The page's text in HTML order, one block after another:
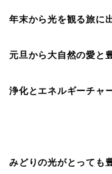
年末から光を観る旅に
元旦から大自然の愛と
浄化とエネルギーチャ
みどりの光がとっても